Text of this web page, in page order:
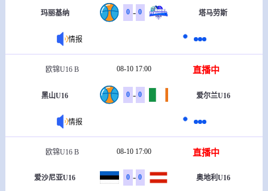
玛丽基纳 0 - 0 塔马劳斯
情报
欧锦U16 B 08-10 17:00 直播中
黑山U16 0 - 0 爱尔兰U16
情报
欧锦U16 B 08-10 17:00 直播中
爱沙尼亚U16 0 - 0 奥地利U16